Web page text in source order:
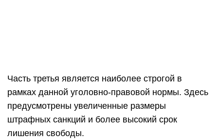
Часть третья является наиболее строгой в
рамках данной уголовно-правовой нормы. Здесь
предусмотрены увеличенные размеры
штрафных санкций и более высокий срок
лишения свободы.